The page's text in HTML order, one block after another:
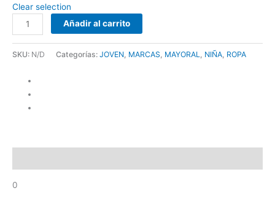
Clear selection
Añadir al carrito
SKU: N/D Categorías: JOVEN MARCAS MAYORAL NIÑA ROPA
0